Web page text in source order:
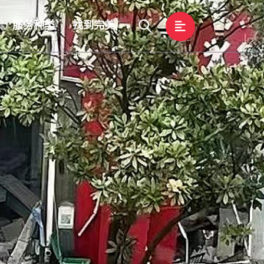
服务种类 找到完美